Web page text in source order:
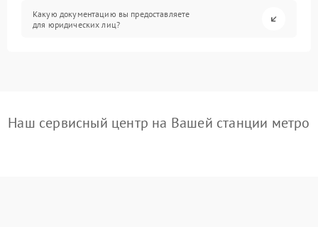
Какую документацию вы предоставляете
для юридических лиц?
Наш сервисный центр на Вашей станции метро